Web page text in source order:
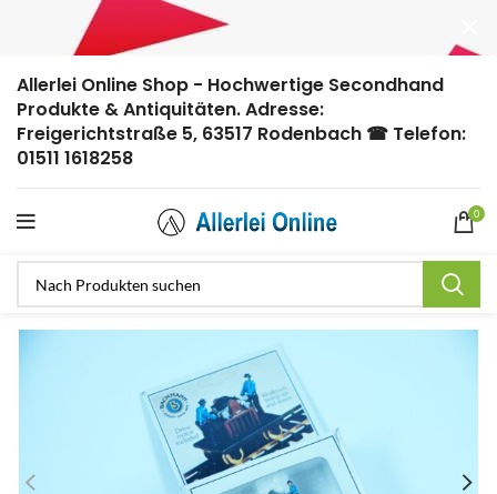
Allerlei Online Shop - Hochwertige Secondhand
Produkte & Antiquitäten. Adresse:
Freigerichtstraße 5, 63517 Rodenbach ☎ Telefon:
01511 1618258
0